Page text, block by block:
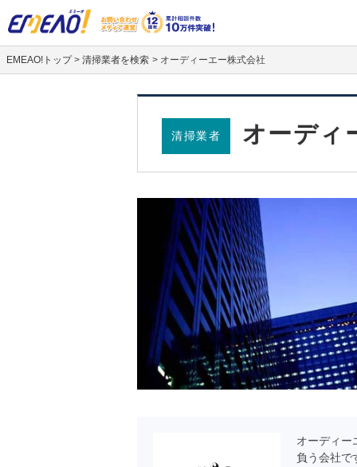
EMEAO!トップ >清掃業者を検索 > オーディーエー株式会社
清掃業者 オーディ
オーディー
負う会社で